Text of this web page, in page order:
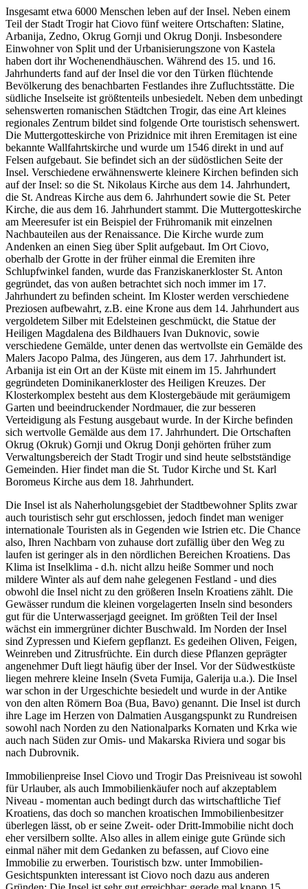
Insgesamt etwa 6000 Menschen leben auf der Insel. Neben einem
Teil der Stadt Trogir hat Ciovo fünf weitere Ortschaften: Slatine,
Arbanija, Zedno, Okrug Gornji und Okrug Donji. Insbesondere
Einwohner von Split und der Urbanisierungszone von Kastela
haben dort ihr Wochenendhäuschen. Während des 15. und 16.
Jahrhunderts fand auf der Insel die vor den Türken flüchtende
Bevölkerung des benachbarten Festlandes ihre Zufluchtsstätte. Die
südliche Inselseite ist größtenteils unbesiedelt. Neben dem unbedingt
sehenswerten romanischen Städtchen Trogir, das eine Art kleines
regionales Zentrum bildet sind folgende Orte touristisch sehenswert.
Die Muttergotteskirche von Prizidnice mit ihren Eremitagen ist eine
bekannte Wallfahrtskirche und wurde um 1546 direkt in und auf
Felsen aufgebaut. Sie befindet sich an der südöstlichen Seite der
Insel. Verschiedene erwähnenswerte kleinere Kirchen befinden sich
auf der Insel: so die St. Nikolaus Kirche aus dem 14. Jahrhundert,
die St. Andreas Kirche aus dem 6. Jahrhundert sowie die St. Peter
Kirche, die aus dem 16. Jahrhundert stammt. Die Muttergotteskirche
am Meeresufer ist ein Beispiel der Frühromanik mit einzelnen
Nachbauteilen aus der Renaissance. Die Kirche wurde zum
Andenken an einen Sieg über Split aufgebaut. Im Ort Ciovo,
oberhalb der Grotte in der früher einmal die Eremiten ihre
Schlupfwinkel fanden, wurde das Franziskanerkloster St. Anton
gegründet, das von außen betrachtet sich noch immer im 17.
Jahrhundert zu befinden scheint. Im Kloster werden verschiedene
Preziosen aufbewahrt, z.B. eine Krone aus dem 14. Jahrhundert aus
vergoldetem Silber mit Edelsteinen geschmückt, die Statue der
Heiligen Magdalena des Bildhauers Ivan Duknovic, sowie
verschiedene Gemälde, unter denen das wertvollste ein Gemälde des
Malers Jacopo Palma, des Jüngeren, aus dem 17. Jahrhundert ist.
Arbanija ist ein Ort an der Küste mit einem im 15. Jahrhundert
gegründeten Dominikanerkloster des Heiligen Kreuzes. Der
Klosterkomplex besteht aus dem Klostergebäude mit geräumigem
Garten und beeindruckender Nordmauer, die zur besseren
Verteidigung als Festung ausgebaut wurde. In der Kirche befinden
sich wertvolle Gemälde aus dem 17. Jahrhundert. Die Ortschaften
Okrug (Okruk) Gornji und Okrug Donji gehörten früher zum
Verwaltungsbereich der Stadt Trogir und sind heute selbstständige
Gemeinden. Hier findet man die St. Tudor Kirche und St. Karl
Boromeus Kirche aus dem 18. Jahrhundert.
Die Insel ist als Naherholungsgebiet der Stadtbewohner Splits zwar
auch touristisch sehr gut erschlossen, jedoch findet man weniger
internationale Touristen als in Gegenden wie Istrien etc. Die Chance
also, Ihren Nachbarn von zuhause dort zufällig über den Weg zu
laufen ist geringer als in den nördlichen Bereichen Kroatiens. Das
Klima ist Inselklima - d.h. nicht allzu heiße Sommer und noch
mildere Winter als auf dem nahe gelegenen Festland - und dies
obwohl die Insel nicht zu den größeren Inseln Kroatiens zählt. Die
Gewässer rundum die kleinen vorgelagerten Inseln sind besonders
gut für die Unterwasserjagd geeignet. Im größten Teil der Insel
wächst ein immergrüner dichter Buschwald. Im Norden der Insel
sind Zypressen und Kiefern gepflanzt. Es gedeihen Oliven, Feigen,
Weinreben und Zitrusfrüchte. Ein durch diese Pflanzen geprägter
angenehmer Duft liegt häufig über der Insel. Vor der Südwestküste
liegen mehrere kleine Inseln (Sveta Fumija, Galerija u.a.). Die Insel
war schon in der Urgeschichte besiedelt und wurde in der Antike
von den alten Römern Boa (Bua, Bavo) genannt. Die Insel ist durch
ihre Lage im Herzen von Dalmatien Ausgangspunkt zu Rundreisen
sowohl nach Norden zu den Nationalparks Kornaten und Krka wie
auch nach Süden zur Omis- und Makarska Riviera und sogar bis
nach Dubrovnik.
Immobilienpreise Insel Ciovo und Trogir Das Preisniveau ist sowohl
für Urlauber, als auch Immobilienkäufer noch auf akzeptablem
Niveau - momentan auch bedingt durch das wirtschaftliche Tief
Kroatiens, das doch so manchen kroatischen Immobilienbesitzer
überlegen lässt, ob er seine Zweit- oder Dritt-Immobilie nicht doch
eher versilbern sollte. Also alles in allem einige gute Gründe sich
einmal näher mit dem Gedanken zu befassen, auf Ciovo eine
Immobilie zu erwerben. Touristisch bzw. unter Immobilien-
Gesichtspunkten interessant ist Ciovo noch dazu aus anderen